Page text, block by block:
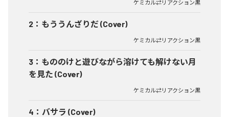
ケミカル⇄リアクション黒
2 ： もううんざりだ (Cover)
ケミカル⇄リアクション黒
3 ： もののけと遊びながら溶けても解けない月
を見た (Cover)
ケミカル⇄リアクション黒
4 ： バサラ (Cover)